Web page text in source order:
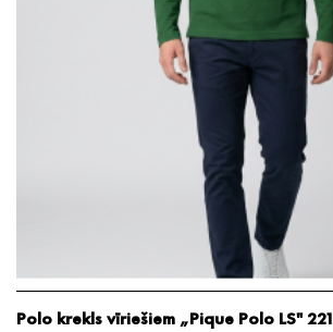
Polo krekls vīriešiem „Pique Polo LS" 221